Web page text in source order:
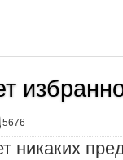
5676
никаких